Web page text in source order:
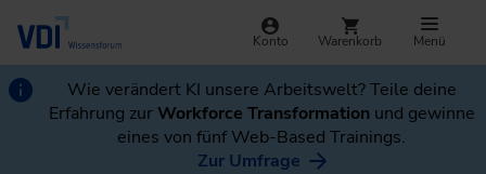
Konto Warenkorb Menü
Wie verändert KI unsere Arbeitswelt? Teile deine
Erfahrung zurWorkforce Transformation und gewinne
eines von fünf Web-Based Trainings.
Zur Umfrage